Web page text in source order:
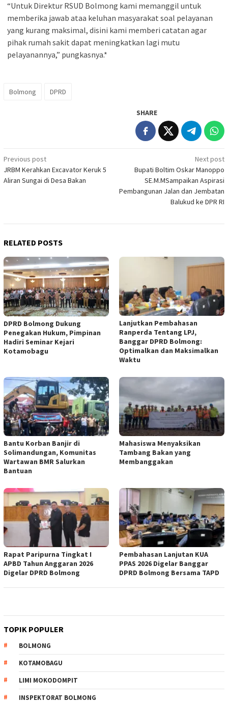
“Untuk Direktur RSUD Bolmong kami memanggil untuk
memberika jawab ataa keluhan masyarakat soal pelayanan
yang kurang maksimal, disini kami memberi catatan agar
pihak rumah sakit dapat meningkatkan lagi mutu
pelayanannya,” pungkasnya.*
Bolmong DPRD
SHARE
Post
navigation
Previous post
JRBM Kerahkan Excavator Keruk 5
Aliran Sungai di Desa Bakan
Next post
Bupati Boltim Oskar Manoppo
SE.M.MSampaikan Aspirasi
Pembangunan Jalan dan Jembatan
Balukud ke DPR RI
RELATED POSTS
DPRD Bolmong Dukung
Penegakan Hukum, Pimpinan
Hadiri Seminar Kejari
Kotamobagu
Lanjutkan Pembahasan
Ranperda Tentang LPJ,
Banggar DPRD Bolmong:
Optimalkan dan Maksimalkan
Waktu
Bantu Korban Banjir di
Solimandungan, Komunitas
Wartawan BMR Salurkan
Bantuan
Mahasiswa Menyaksikan
Tambang Bakan yang
Membanggakan
Rapat Paripurna Tingkat I
APBD Tahun Anggaran 2026
Digelar DPRD Bolmong
Pembahasan Lanjutan KUA
PPAS 2026 Digelar Banggar
DPRD Bolmong Bersama TAPD
TOPIK POPULER
BOLMONG
KOTAMOBAGU
LIMI MOKODOMPIT
INSPEKTORAT BOLMONG